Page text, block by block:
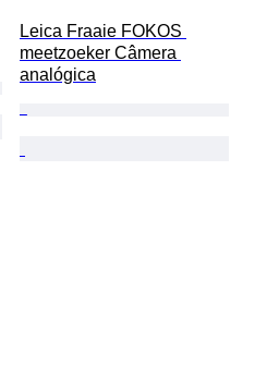
Leica Fraaie FOKOS
meetzoeker Câmera
analógica